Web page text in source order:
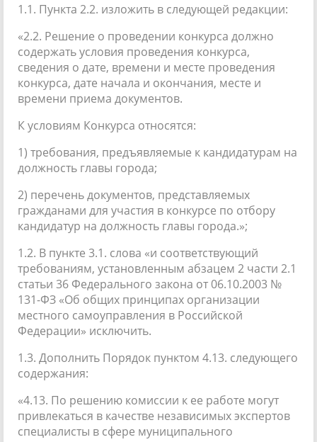
1.1. Пункта 2.2. изложить в следующей редакции:
«2.2. Решение о проведении конкурса должно
содержать условия проведения конкурса,
сведения о дате, времени и месте проведения
конкурса, дате начала и окончания, месте и
времени приема документов.
К условиям Конкурса относятся:
1) требования, предъявляемые к кандидатурам на
должность главы города;
2) перечень документов, представляемых
гражданами для участия в конкурсе по отбору
кандидатур на должность главы города.»;
1.2. В пункте 3.1. слова «и соответствующий
требованиям, установленным абзацем 2 части 2.1
статьи 36 Федерального закона от 06.10.2003 №
131-ФЗ «Об общих принципах организации
местного самоуправления в Российской
Федерации» исключить.
1.3. Дополнить Порядок пунктом 4.13. следующего
содержания:
«4.13. По решению комиссии к ее работе могут
привлекаться в качестве независимых экспертов
специалисты в сфере муниципального